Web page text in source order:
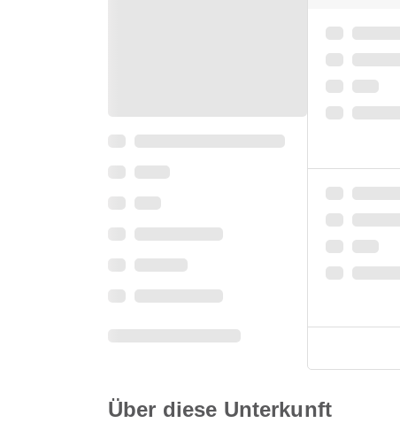
Über diese Unterkunft